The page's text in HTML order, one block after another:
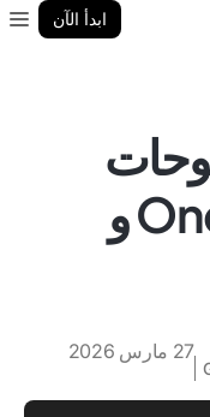
ابدأ الآن
كانبان في OneNote و
27 مارس 2026